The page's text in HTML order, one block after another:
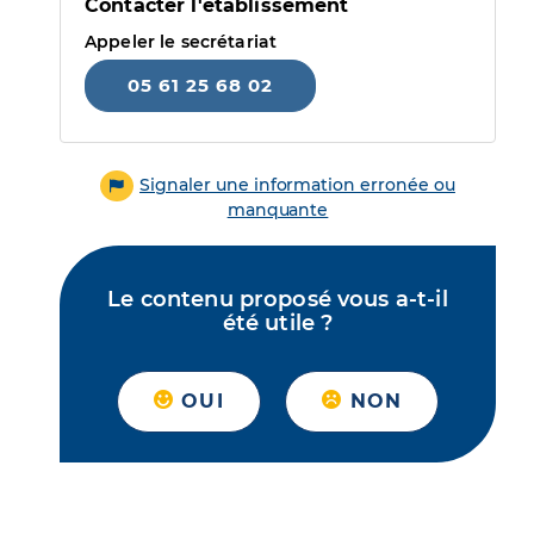
Contacter l'établissement
Appeler le secrétariat
05 61 25 68 02
Signaler une information erronée ou
manquante
Le contenu proposé vous a-t-il
été utile ?
OUI NON